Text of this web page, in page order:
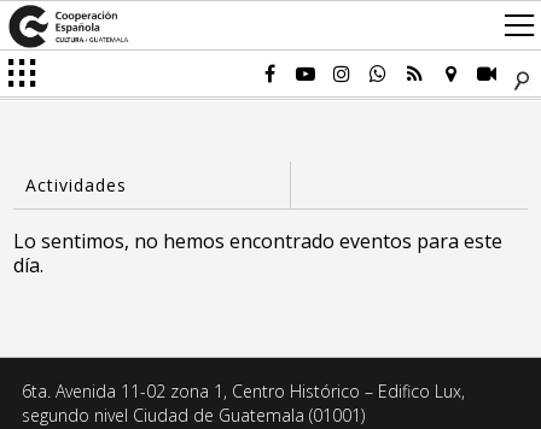
Lo sentimos, no hemos encontrado eventos para este
día.
6ta. Avenida 11-02 zona 1, Centro Histórico – Edifico Lux,
segundo nivel Ciudad de Guatemala (01001)